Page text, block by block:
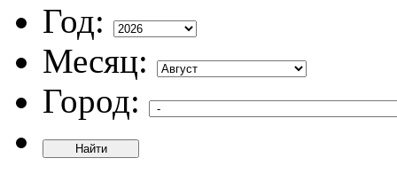
Год:
Месяц:
Город:
Найти